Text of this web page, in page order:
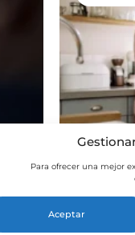
Para ofrecer una mejor
Aceptar
La